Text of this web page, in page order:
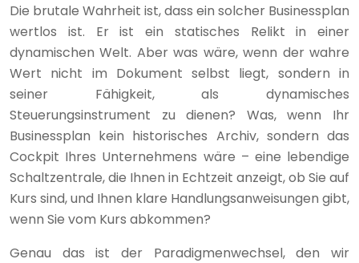
Die brutale Wahrheit ist, dass ein solcher Businessplan
wertlos ist. Er ist ein statisches Relikt in einer
dynamischen Welt. Aber was wäre, wenn der wahre
Wert nicht im Dokument selbst liegt, sondern in
seiner Fähigkeit, als dynamisches
Steuerungsinstrument zu dienen? Was, wenn Ihr
Businessplan kein historisches Archiv, sondern das
Cockpit Ihres Unternehmens wäre – eine lebendige
Schaltzentrale, die Ihnen in Echtzeit anzeigt, ob Sie auf
Kurs sind, und Ihnen klare Handlungsanweisungen gibt,
wenn Sie vom Kurs abkommen?
Genau das ist der Paradigmenwechsel, den wir